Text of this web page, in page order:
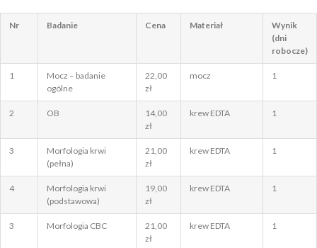
Nr Badanie Cena Materiał
Wynik
(dni
robocze)
1
Mocz – badanie
ogólne
22,00
zł
mocz 1
2 OB
14,00
zł
krew EDTA 1
3
Morfologia krwi
(pełna)
21,00
zł
krew EDTA 1
4
Morfologia krwi
(podstawowa)
19,00
zł
krew EDTA 1
3 Morfologia CBC
21,00
zł
krew EDTA 1